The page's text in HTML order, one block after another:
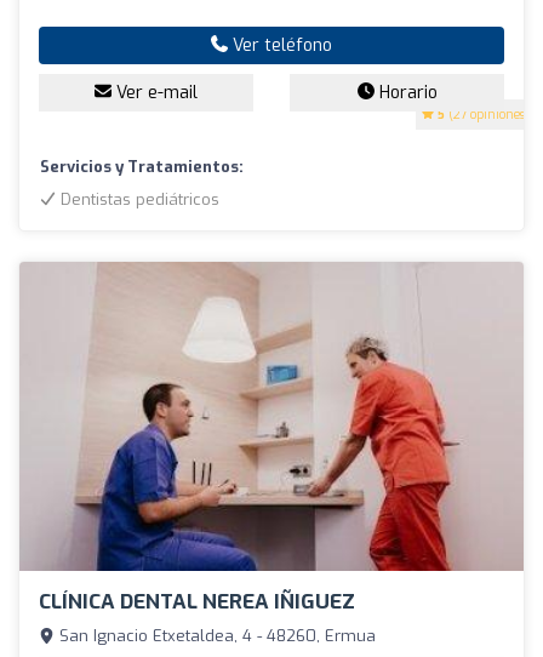
5 (27 opiniones)
Ver teléfono
Ver e-mail Horario
Servicios y Tratamientos:
Dentistas pediátricos
CLÍNICA DENTAL NEREA IÑIGUEZ
San Ignacio Etxetaldea, 4 - 48260, Ermua